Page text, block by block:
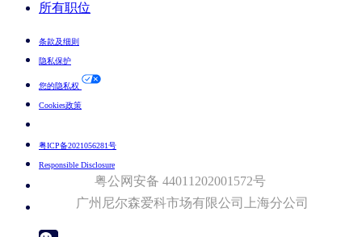
所有职位
条款及细则
隐私保护
您的隐私权
Cookies政策
粤ICP备2021056281号
Responsible Disclosure
粤公网安备 44011202001572号
广州尼尔森爱科市场有限公司上海分公司​